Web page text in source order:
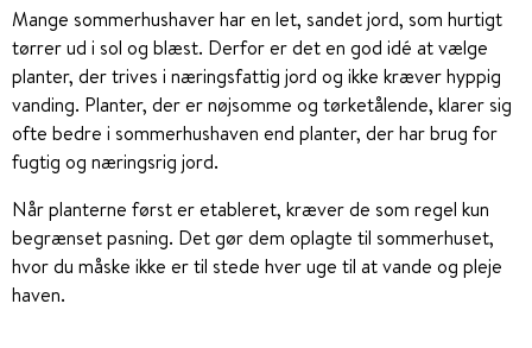
Mange sommerhushaver har en let, sandet jord, som hurtigt
tørrer ud i sol og blæst. Derfor er det en god idé at vælge
planter, der trives i næringsfattig jord og ikke kræver hyppig
vanding. Planter, der er nøjsomme og tørketålende, klarer sig
ofte bedre i sommerhushaven end planter, der har brug for
fugtig og næringsrig jord.
Når planterne først er etableret, kræver de som regel kun
begrænset pasning. Det gør dem oplagte til sommerhuset,
hvor du måske ikke er til stede hver uge til at vande og pleje
haven.